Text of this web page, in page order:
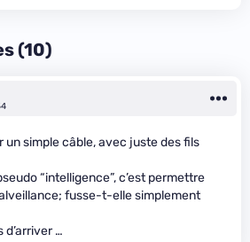
(10)
un simple câble, avec juste des fils
“intelligence”, c’est permettre
fusse-t-elle simplement
d’arriver …